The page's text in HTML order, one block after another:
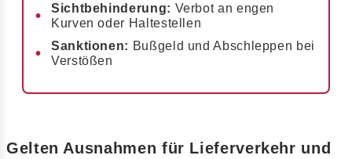
Sichtbehinderung: Verbot an engen
Kurven oder Haltestellen
Sanktionen: Bußgeld und Abschleppen bei
Verstößen
Gelten Ausnahmen für Lieferverkehr und